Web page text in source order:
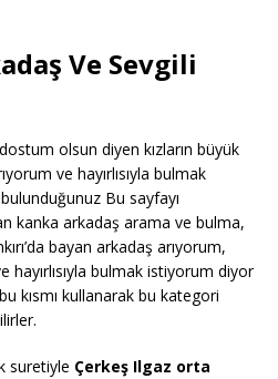
Ve Sevgili
dostum olsun diyen kızların büyük
ve hayırlısıyla bulmak
Bu sayfayı
kanka arkadaş arama ve bulma,
bayan arkadaş arıyorum,
hayırlısıyla bulmak istiyorum diyor
kısmı kullanarak bu kategori
suretiyle Çerkeş Ilgaz orta